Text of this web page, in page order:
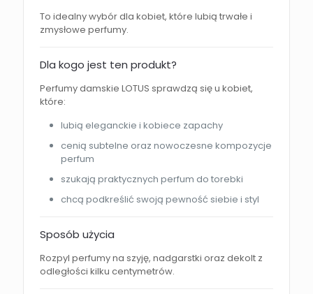
To idealny wybór dla kobiet, które lubią trwałe i
zmysłowe perfumy.
Dla kogo jest ten produkt?
Perfumy damskie LOTUS sprawdzą się u kobiet,
które:
lubią eleganckie i kobiece zapachy
cenią subtelne oraz nowoczesne kompozycje
perfum
szukają praktycznych perfum do torebki
chcą podkreślić swoją pewność siebie i styl
Sposób użycia
Rozpyl perfumy na szyję, nadgarstki oraz dekolt z
odległości kilku centymetrów.